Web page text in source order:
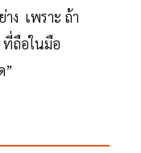
าง เพราะ ถ้า
ที่ถือในมือ
”